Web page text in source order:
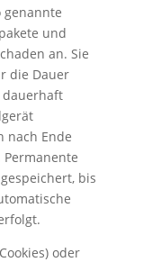
genannte
und
an. Sie
die Dauer
dauerhaft
nach Ende
bis
oder